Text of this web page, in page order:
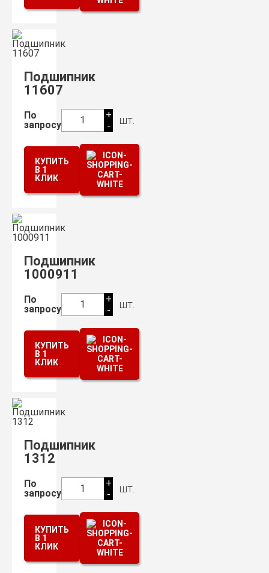
Подшипник
11607
По
запросу
1
+
-
шт.
КУПИТЬ
В 1
КЛИК
Подшипник
1000911
По
запросу
1
+
-
шт.
КУПИТЬ
В 1
КЛИК
Подшипник
1312
По
запросу
1
+
-
шт.
КУПИТЬ
В 1
КЛИК